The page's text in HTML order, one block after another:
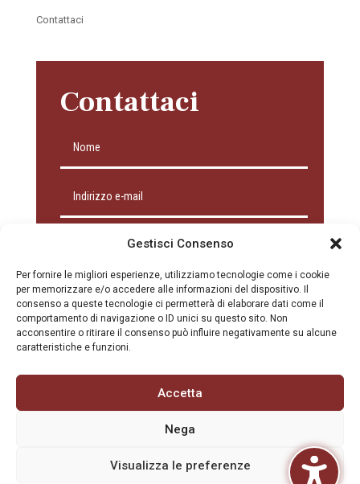
Gestisci Consenso
Per fornire le migliori esperienze, utilizziamo tecnologie come i cookie
per memorizzare e/o accedere alle informazioni del dispositivo. Il
consenso a queste tecnologie ci permetterà di elaborare dati come il
comportamento di navigazione o ID unici su questo sito. Non
acconsentire o ritirare il consenso può influire negativamente su alcune
caratteristiche e funzioni.
Accetta
Nega
Visualizza le preferenze
Contattaci
Contattaci
=
© 2026 Sistema Museale Provinciale Polesine